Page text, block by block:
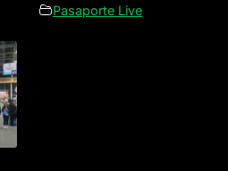
Pasaporte Live